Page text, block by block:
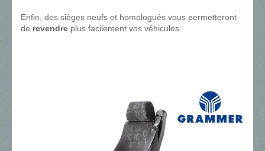
Enfin, des sièges neufs et homologués vous permetteront
de revendre plus facilement vos véhicules.